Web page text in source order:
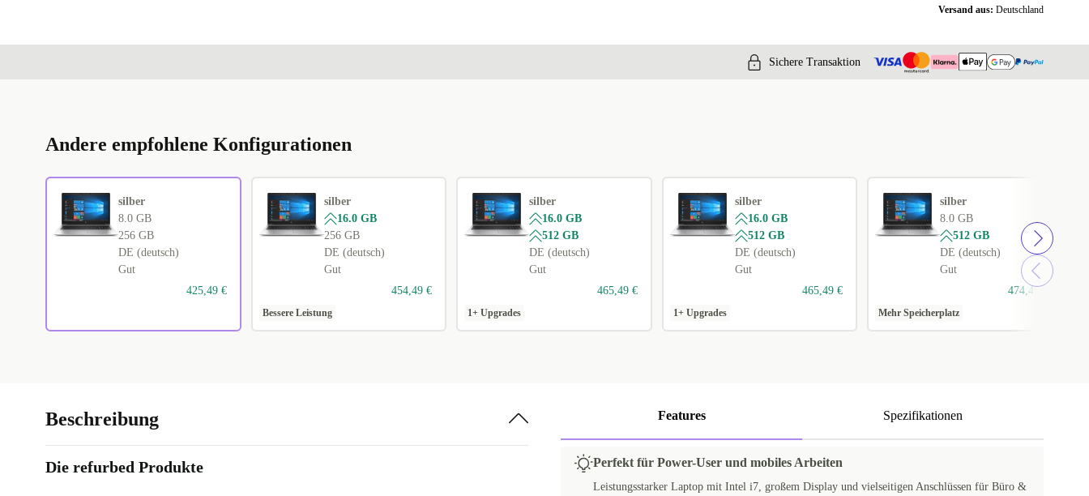
Versand aus: Deutschland
Sichere Transaktion
Andere empfohlene Konfigurationen
silber
8.0 GB
256 GB
DE (deutsch)
Gut
425,49 €
silber
16.0 GB
256 GB
DE (deutsch)
Gut
454,49 €
Bessere Leistung
silber
16.0 GB
512 GB
DE (deutsch)
Gut
465,49 €
1+ Upgrades
silber
16.0 GB
512 GB
DE (deutsch)
Gut
465,49 €
1+ Upgrades
silber
8.0 GB
512 GB
DE (deutsch)
Gut
474,49 €
Mehr Speicherplatz
Features Spezifikationen
Perfekt für Power-User und mobiles Arbeiten
Leistungsstarker Laptop mit Intel i7, großem Display und vielseitigen Anschlüssen für Büro &
Beschreibung
Die refurbed Produkte